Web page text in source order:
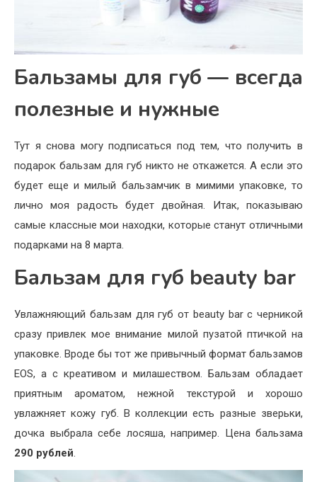
Бальзамы для губ — всегда
полезные и нужные
Тут я снова могу подписаться под тем, что получить в
подарок бальзам для губ никто не откажется. А если это
будет еще и милый бальзамчик в мимими упаковке, то
лично моя радость будет двойная. Итак, показываю
самые классные мои находки, которые станут отличными
подарками на 8 марта.
Бальзам для губ beauty bar
Увлажняющий бальзам для губ от beauty bar с черникой
сразу привлек мое внимание милой пузатой птичкой на
упаковке. Вроде бы тот же привычный формат бальзамов
EOS, а с креативом и милашеством. Бальзам обладает
приятным ароматом, нежной текстурой и хорошо
увлажняет кожу губ. В коллекции есть разные зверьки,
дочка выбрала себе лосяша, например. Цена бальзама
290 рублей.